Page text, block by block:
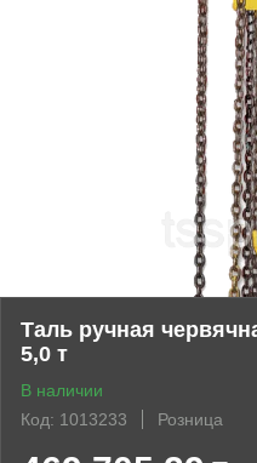
Таль ручная
5,0 т
В наличии
Код: 1013233
Розница